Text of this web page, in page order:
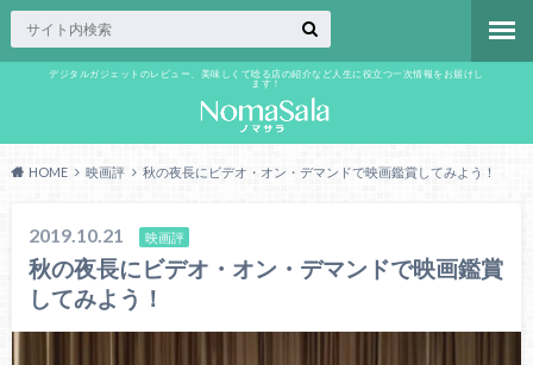
デジタルガジェットのレビュー、美味しくて唸る店の紹介など人生に役立つ一次情報をお届けし
ます！
HOME 映画評 秋の夜長にビデオ・オン・デマンドで映画鑑賞してみよう！
2019.10.21 映画評
秋の夜長にビデオ・オン・デマンドで映画鑑賞
してみよう！